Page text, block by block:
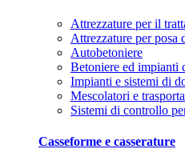
Attrezzature per il
Attrezzature per posa
Autobetoniere
Betoniere ed impianti
Impianti e sistemi di
Mescolatori e
Sistemi di controllo
Casseforme e casserature